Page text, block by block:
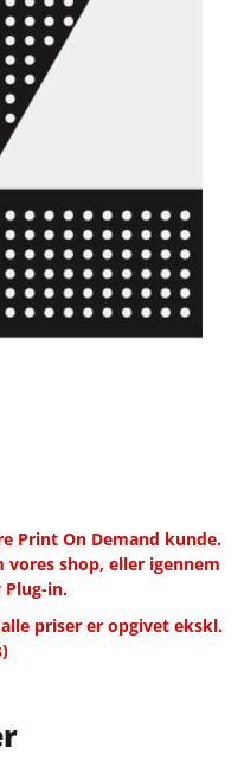
Print On Demand kunde.
shop, eller igennem
Plug-in.
priser er opgivet ekskl.